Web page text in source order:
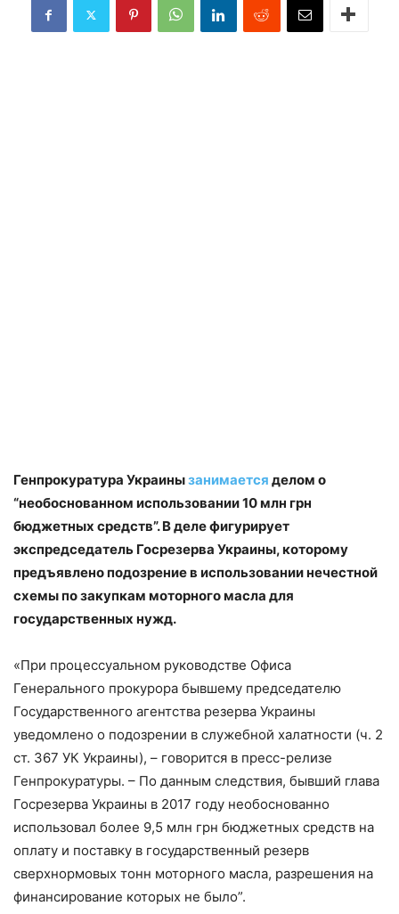
Генпрокуратура Украинызанимается делом о
“необоснованном использовании 10 млн грн
бюджетных средств”. В деле фигурирует
экспредседатель Госрезерва Украины, которому
предъявлено подозрение в использовании нечестной
схемы по закупкам моторного масла для
государственных нужд.
«При процессуальном руководстве Офиса
Генерального прокурора бывшему председателю
Государственного агентства резерва Украины
уведомлено о подозрении в служебной халатности (ч. 2
ст. 367 УК Украины), – говорится в пресс-релизе
Генпрокуратуры. – По данным следствия, бывший глава
Госрезерва Украины в 2017 году необоснованно
использовал более 9,5 млн грн бюджетных средств на
оплату и поставку в государственный резерв
сверхнормовых тонн моторного масла, разрешения на
финансирование которых не было”.